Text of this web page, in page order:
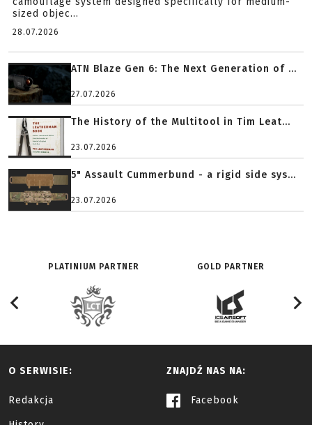
sized objec...
28.07.2026
ATN Blaze Gen 6: The Next Generation of ...
27.07.2026
The History of the Multitool in Tim Leat...
23.07.2026
5" Assault Cummerbund - a rigid side sys...
23.07.2026
PLATINIUM PARTNER GOLD PARTNER
O SERWISIE:
Redakcja
ZNAJDŹ NAS NA:
Facebook